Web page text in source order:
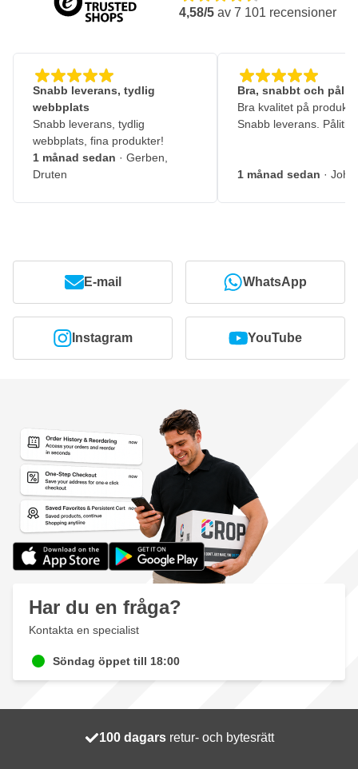
4,58/5 av 7 101 recensioner
Snabb leverans, tydlig
webbplats
Snabb leverans, tydlig
webbplats, fina produkter!
1 månad sedan · Gerben,
Druten
Bra, snabbt och
Bra kvalitet på
Snabb leverans.
1 månad sedan ·
E-mail WhatsApp
Instagram YouTube
Har du en fråga?
Kontakta en specialist
Söndag öppet till 18:00
skickas idag
Fri frakt
100 dagarsretur- och bytesrätt